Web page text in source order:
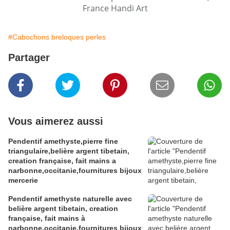
France Handi Art
#Cabochons breloques perles
Partager
Vous aimerez aussi
Pendentif amethyste,pierre fine
triangulaire,belière argent tibetain,
creation française, fait mains a
narbonne,occitanie,fournitures bijoux
mercerie
Pendentif amethyste naturelle avec
belière argent tibetain, creation
française, fait mains à
narbonne,occitanie,fournitures bijoux